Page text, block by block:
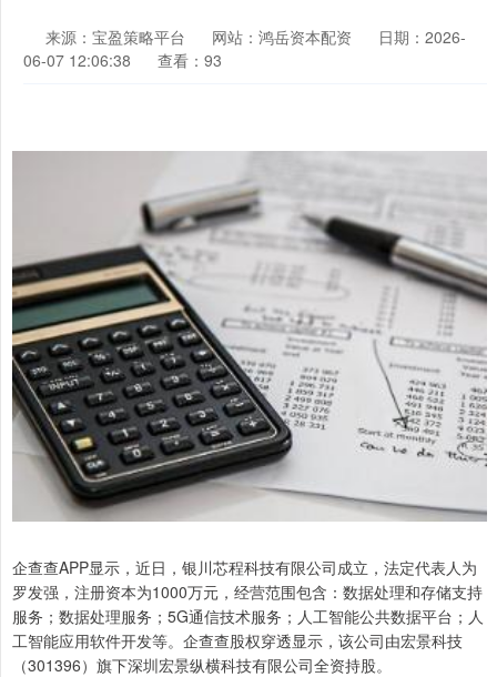
来源：宝盈策略平台 网站：鸿岳资本配资
日期：2026-
06-07 12:06:38
查看：93
企查查APP显示，近日，银川芯程科技有限公司成立，法定代表人为
罗发强，注册资本为1000万元，经营范围包含：数据处理和存储支持
服务；数据处理服务；5G通信技术服务；人工智能公共数据平台；人
工智能应用软件开发等。企查查股权穿透显示，该公司由宏景科技
（301396）旗下深圳宏景纵横科技有限公司全资持股。